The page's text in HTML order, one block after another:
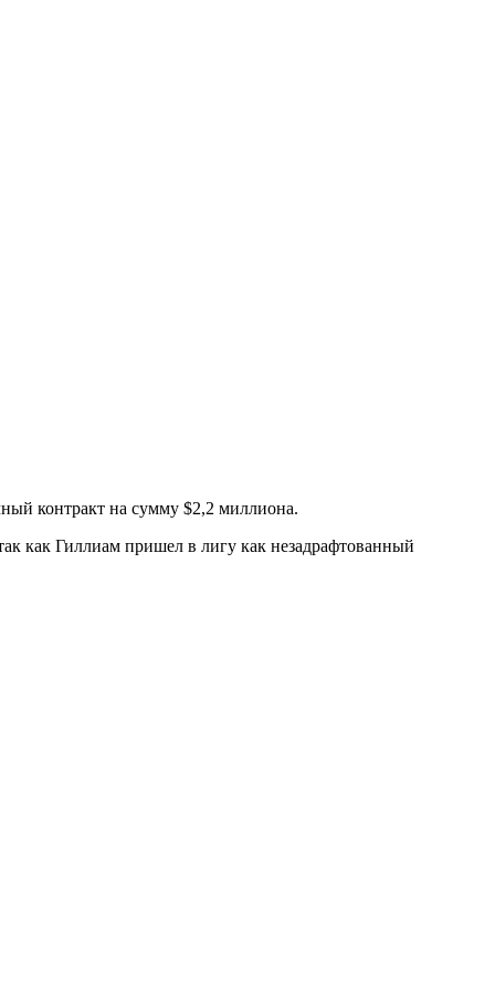
контракт на сумму $2,2 миллиона.
как Гиллиам пришел в лигу как незадрафтованный